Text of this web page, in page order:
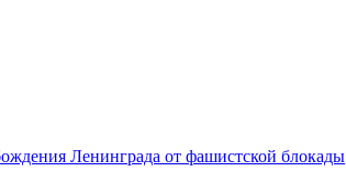
Ленинграда от фашистской блокады